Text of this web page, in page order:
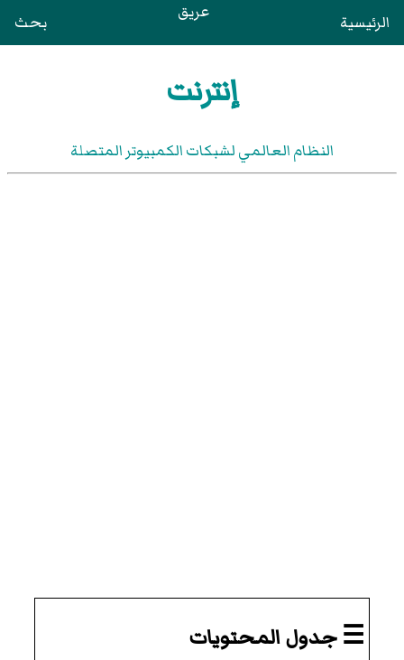
الرئيسية عريق بحث
إنترنت
النظام العالمي لشبكات الكمبيوتر المتصلة
☰ جدول المحتويات